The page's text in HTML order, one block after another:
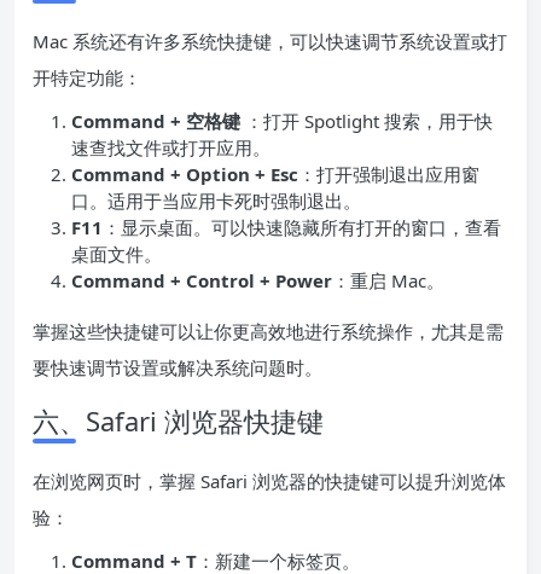
Mac 系统还有许多系统快捷键，可以快速调节系统设置或打
开特定功能：
Command + 空格键 ：打开 Spotlight 搜索，用于快
速查找文件或打开应用。
Command + Option + Esc ：打开强制退出应用窗
口。适用于当应用卡死时强制退出。
F11 ：显示桌面。可以快速隐藏所有打开的窗口，查看
桌面文件。
Command + Control + Power ：重启 Mac。
掌握这些快捷键可以让你更高效地进行系统操作，尤其是需
要快速调节设置或解决系统问题时。
六、Safari 浏览器快捷键
在浏览网页时，掌握 Safari 浏览器的快捷键可以提升浏览体
验：
Command + T ：新建一个标签页。